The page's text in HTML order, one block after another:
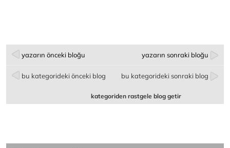
yazarın önceki bloğu yazarın sonraki bloğu
bu kategorideki önceki blog bu kategorideki sonraki blog
kategoriden rastgele blog getir